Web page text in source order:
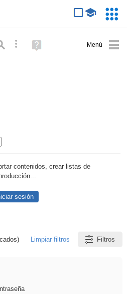
Búsqueda avanzada
Ayuda
(en
contenidos, crear listas de
sesión
Limpiar filtros Filtros